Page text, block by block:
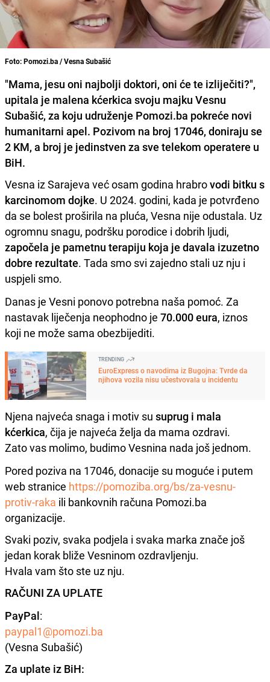
Foto: Pomozi.ba / Vesna Subašić
"Mama, jesu oni najbolji doktori, oni će te izliječiti?",
upitala je malena kćerkica svoju majku Vesnu
Subašić, za koju udruženje Pomozi.ba pokreće novi
humanitarni apel. Pozivom na broj 17046, doniraju se
2 KM, a broj je jedinstven za sve telekom operatere u
BiH.
Vesna iz Sarajeva već osam godina hrabrovodi bitku s
karcinomom dojke. U 2024. godini, kada je potvrđeno
da se bolest proširila na pluća, Vesna nije odustala. Uz
ogromnu snagu, podršku porodice i dobrih ljudi,
započela je pametnu terapiju koja je davala izuzetno
dobre rezultate. Tada smo svi zajedno stali uz nju i
uspjeli smo.
Danas je Vesni ponovo potrebna naša pomoć. Za
nastavak liječenja neophodno je 70.000 eura, iznos
koji ne može sama obezbijediti.
TRENDING
EuroExpress o navodima iz Bugojna: Tvrde da
njihova vozila nisu učestvovala u incidentu
Njena najveća snaga i motiv su suprug i mala
kćerkica, čija je najveća želja da mama ozdravi.
Zato vas molimo, budimo Vesnina nada još jednom.
Pored poziva na 17046, donacije su moguće i putem
web stranice https://pomoziba.org/bs/za-vesnu-
protiv-raka ili bankovnih računa Pomozi.ba
organizacije.
Svaki poziv, svaka podjela i svaka marka znače još
jedan korak bliže Vesninom ozdravljenju.
Hvala vam što ste uz nju.
RAČUNI ZA UPLATE
PayPal:
paypal1@pomozi.ba
(Vesna Subašić)
Za uplate iz BiH: